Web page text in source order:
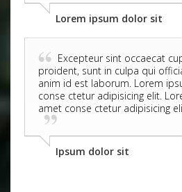
Lorem ipsum dolor sit
Excepteur sint occaecat
proident, sunt in culpa qui
anim id est laborum. Lorem
conse ctetur adipisicing elit.
amet conse ctetur adipisicing
Ipsum dolor sit